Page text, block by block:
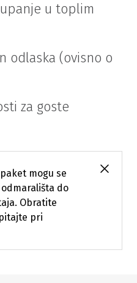
u toplim
odlaska (ovisno o
za goste
mogu se
do
Obratite
pri